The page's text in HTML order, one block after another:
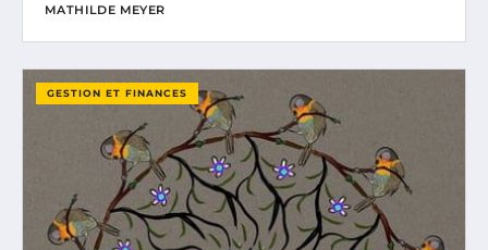
MATHILDE MEYER
GESTION ET FINANCES